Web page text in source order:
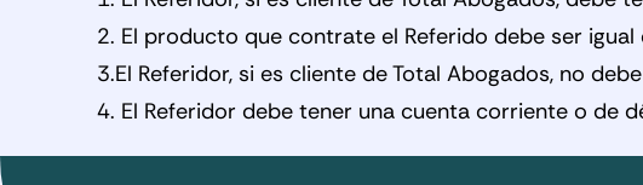
2. El producto que contrate el Referido debe ser
3.El Referidor, si es cliente de Total Abogados, no
4. El Referidor debe tener una cuenta corriente o de